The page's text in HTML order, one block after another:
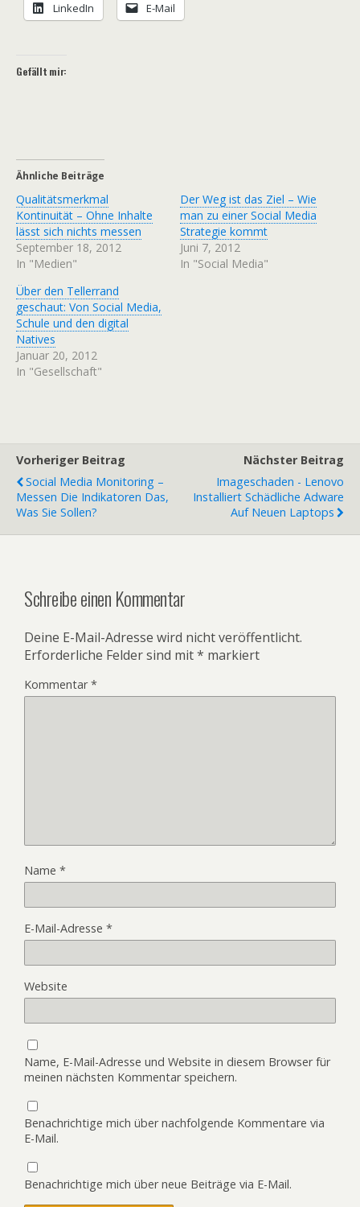
LinkedIn E-Mail
Gefällt mir:
Ähnliche Beiträge
Qualitätsmerkmal
Kontinuität – Ohne Inhalte
lässt sich nichts messen
September 18, 2012
In "Medien"
Der Weg ist das Ziel – Wie
man zu einer Social Media
Strategie kommt
Juni 7, 2012
In "Social Media"
Über den Tellerrand
geschaut: Von Social Media,
Schule und den digital
Natives
Januar 20, 2012
In "Gesellschaft"
Vorheriger Beitrag
Social Media Monitoring –
Messen Die Indikatoren Das,
Was Sie Sollen?
Nächster Beitrag
Imageschaden - Lenovo
Installiert Schädliche Adware
Auf Neuen Laptops
Schreibe einen Kommentar
Deine E-Mail-Adresse wird nicht veröffentlicht.
Erforderliche Felder sind mit* markiert
Kommentar*
Name *
E-Mail-Adresse *
Website
Name, E-Mail-Adresse und Website in diesem Browser für
meinen nächsten Kommentar speichern.
Benachrichtige mich über nachfolgende Kommentare via
E-Mail.
Benachrichtige mich über neue Beiträge via E-Mail.